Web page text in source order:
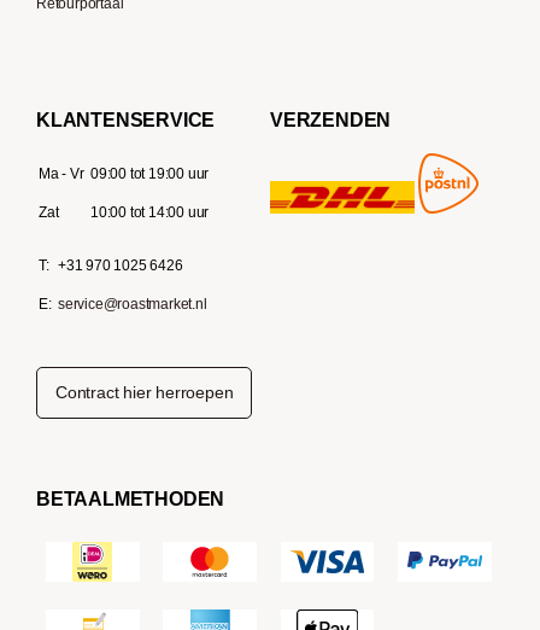
KLANTENSERVICE
Ma - Vr 09:00 tot 19:00 uur
Zat 10:00 tot 14:00 uur
T: +31 970 1025 6426
E: service@roastmarket.nl
VERZENDEN
Contract hier herroepen
BETAALMETHODEN